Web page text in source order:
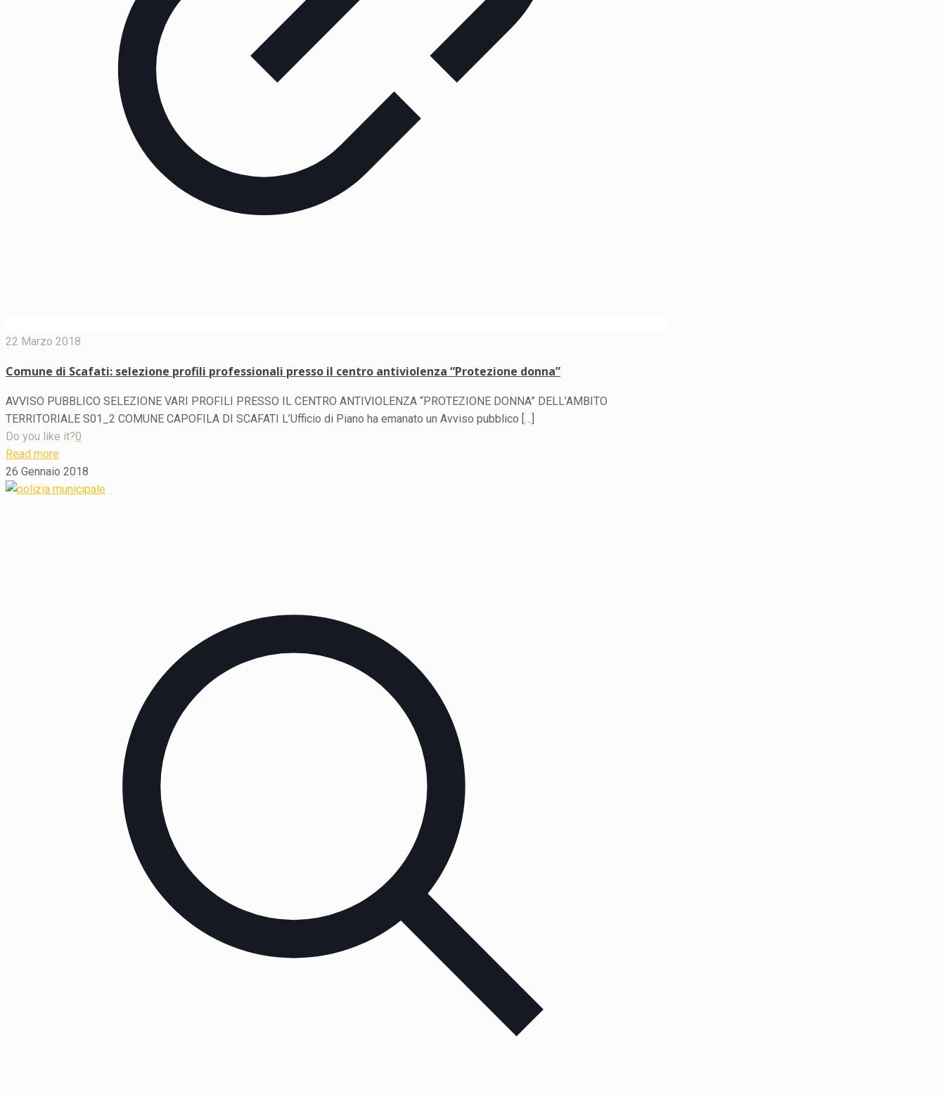
22 Marzo 2018
Comune di Scafati: selezione profili professionali presso il centro antiviolenza “Protezione donna”
AVVISO PUBBLICO SELEZIONE VARI PROFILI PRESSO IL CENTRO ANTIVIOLENZA “PROTEZIONE DONNA” DELL’AMBITO
TERRITORIALE S01_2 COMUNE CAPOFILA DI SCAFATI L’Ufficio di Piano ha emanato un Avviso pubblico […]
Do you like it?0
Read more
26 Gennaio 2018